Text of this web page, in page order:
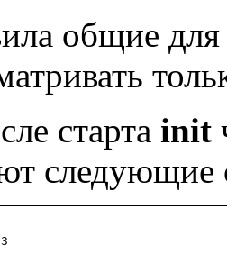
общие
старта init
следующие